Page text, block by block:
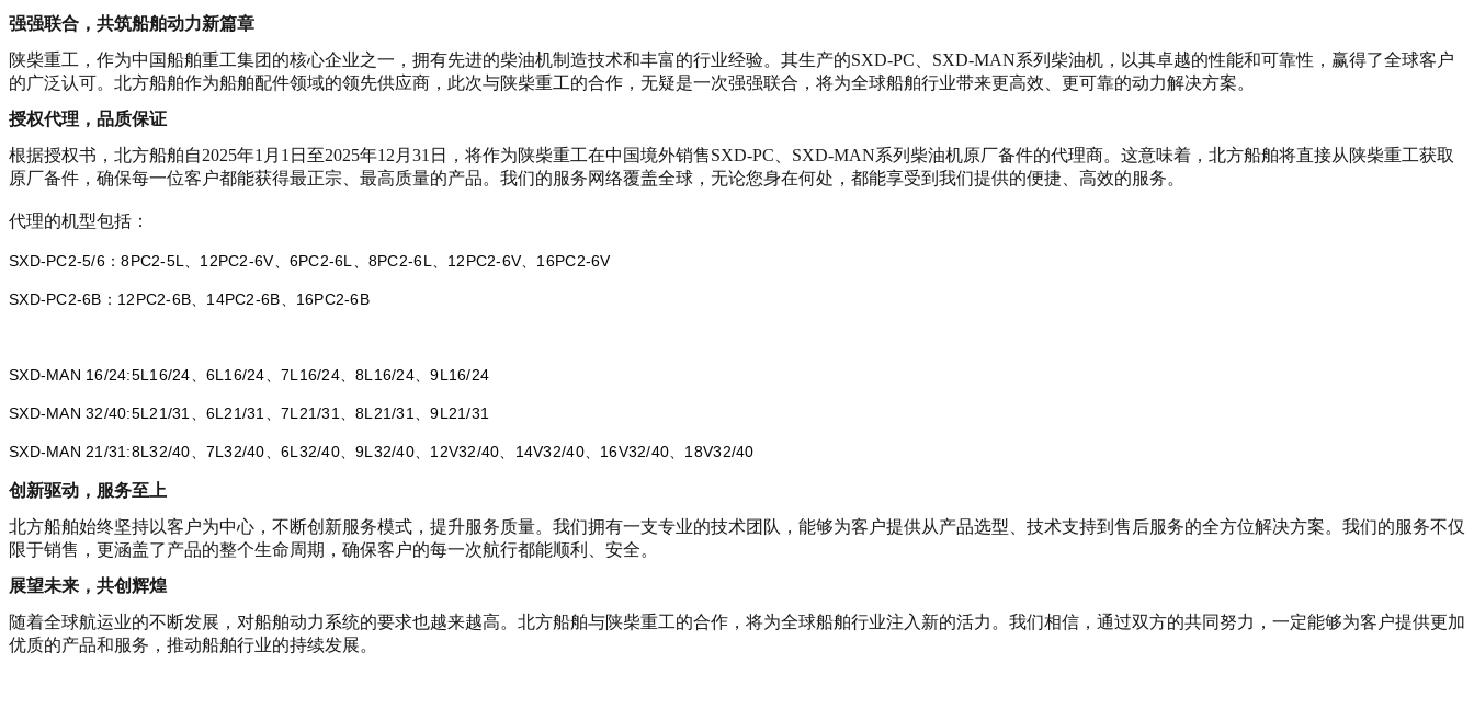
强强联合，共筑船舶动力新篇章
陕柴重工，作为中国船舶重工集团的核心企业之一，拥有先进的柴油机制造技术和丰富的行业经验。其生产的SXD-PC、SXD-MAN系列柴油机，以其卓越的性能和可靠性，赢得了全球客户
的广泛认可。北方船舶作为船舶配件领域的领先供应商，此次与陕柴重工的合作，无疑是一次强强联合，将为全球船舶行业带来更高效、更可靠的动力解决方案。
授权代理，品质保证
根据授权书，北方船舶自2025年1月1日至2025年12月31日，将作为陕柴重工在中国境外销售SXD-PC、SXD-MAN系列柴油机原厂备件的代理商。这意味着，北方船舶将直接从陕柴重工获取
原厂备件，确保每一位客户都能获得最正宗、最高质量的产品。我们的服务网络覆盖全球，无论您身在何处，都能享受到我们提供的便捷、高效的服务。
代理的机型包括：
SXD-PC2-5/6：8PC2-5L、12PC2-6V、6PC2-6L、8PC2-6L、12PC2-6V、16PC2-6V
SXD-PC2-6B ： 12PC2-6B、14PC2-6B、16PC2-6B
SXD-MAN 16/24:5L16/24、6L16/24、7L16/24、8L16/24、9L16/24
SXD-MAN 32/40:5L21/31、6L21/31、7L21/31、8L21/31、9L21/31
SXD-MAN 21/31:8L32/40、7L32/40、6L32/40、9L32/40、12V32/40、14V32/40、16V32/40、18V32/40
创新驱动，服务至上
北方船舶始终坚持以客户为中心，不断创新服务模式，提升服务质量。我们拥有一支专业的技术团队，能够为客户提供从产品选型、技术支持到售后服务的全方位解决方案。我们的服务不仅
限于销售，更涵盖了产品的整个生命周期，确保客户的每一次航行都能顺利、安全。
展望未来，共创辉煌
随着全球航运业的不断发展，对船舶动力系统的要求也越来越高。北方船舶与陕柴重工的合作，将为全球船舶行业注入新的活力。我们相信，通过双方的共同努力，一定能够为客户提供更加
优质的产品和服务，推动船舶行业的持续发展。